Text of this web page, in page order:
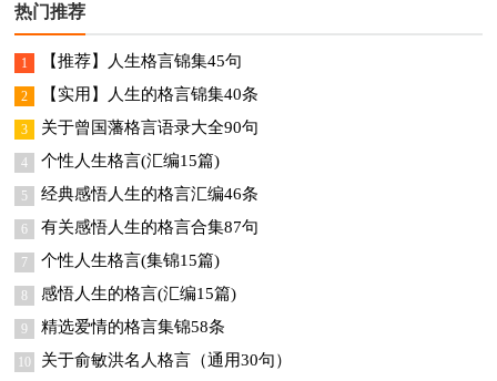
热门推荐
1 【推荐】人生格言锦集45句
2 【实用】人生的格言锦集40条
3 关于曾国藩格言语录大全90句
4 个性人生格言(汇编15篇)
5 经典感悟人生的格言汇编46条
6 有关感悟人生的格言合集87句
7 个性人生格言(集锦15篇)
8 感悟人生的格言(汇编15篇)
9 精选爱情的格言集锦58条
10 关于俞敏洪名人格言（通用30句）